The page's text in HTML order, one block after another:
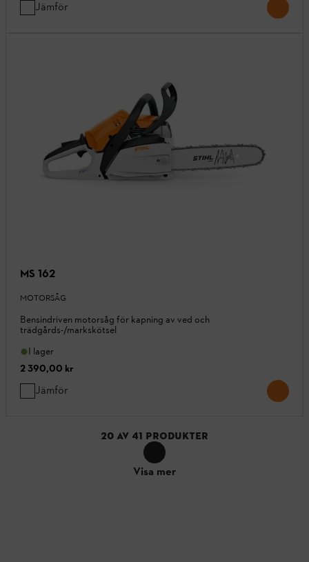
Jämför
MS 162
MOTORSÅG
Bensindriven motorsåg för kapning av ved och
trädgårds-/markskötsel
I lager
2 390,00 kr
Jämför
20 AV 41 PRODUKTER
Visa mer